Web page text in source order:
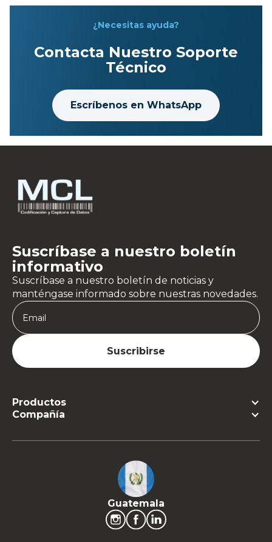
¿Necesitas ayuda?
Contacta Nuestro Soporte
Técnico
Escríbenos en WhatsApp
Suscríbase a nuestro boletín
informativo
Suscríbase a nuestro boletín de noticias y
manténgase informado sobre nuestras novedades.
Productos
Compañía
Guatemala